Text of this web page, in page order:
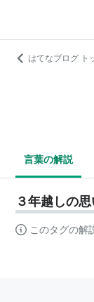
はてなブログ ト
言葉の解説
３年越しの
このタグの解